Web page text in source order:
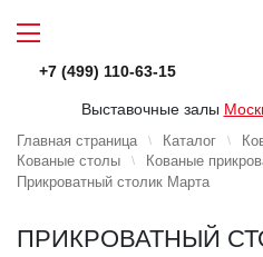
+7 (499) 110-63-15
Выставочные залы
Главная страница Каталог
Кованые столы
Кованые
Прикроватный столик Марта
ПРИКРОВАТНЫЙ